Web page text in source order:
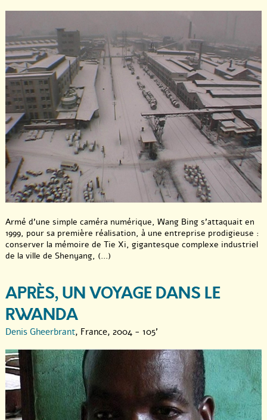
Armé d’une simple caméra numérique, Wang Bing s’attaquait en
1999, pour sa première réalisation, à une entreprise prodigieuse :
conserver la mémoire de Tie Xi, gigantesque complexe industriel
de la ville de Shenyang, (...)
APRÈS, UN VOYAGE DANS LE
RWANDA
Denis Gheerbrant, France, 2004 - 105'